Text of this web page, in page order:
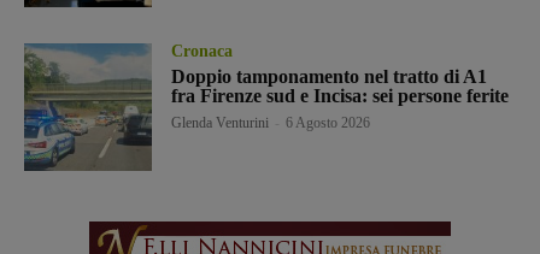
Cronaca
Doppio tamponamento nel tratto di A1
fra Firenze sud e Incisa: sei persone ferite
Glenda Venturini 6 Agosto 2026